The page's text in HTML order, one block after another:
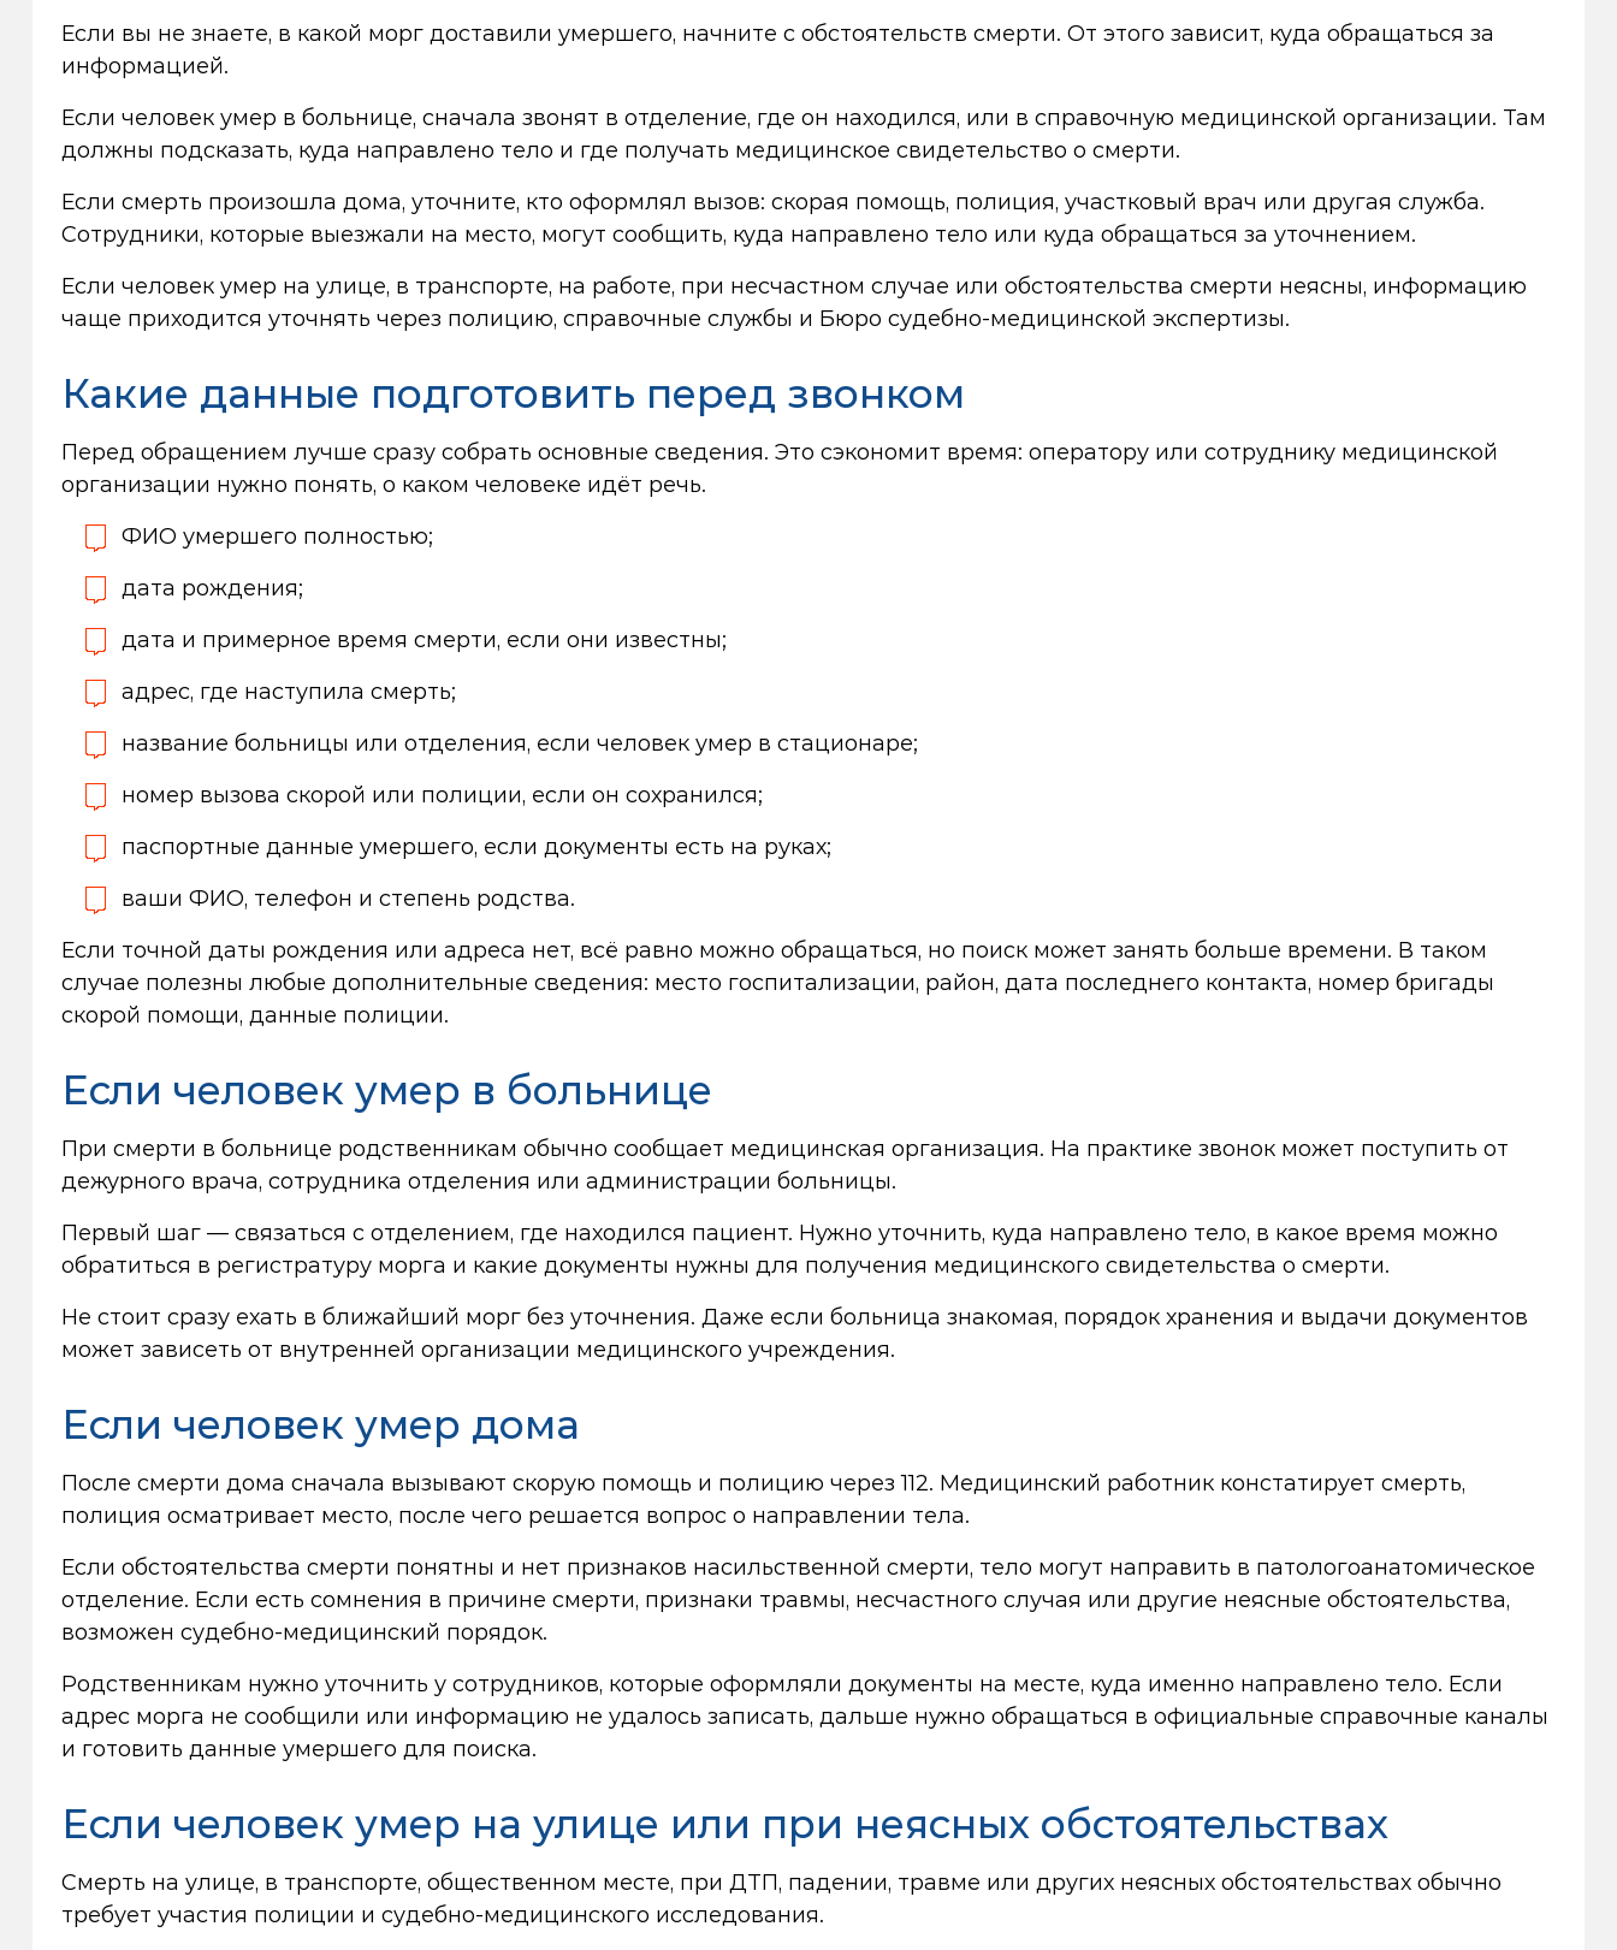
Если вы не знаете, в какой морг доставили умершего, начните с обстоятельств смерти. От этого зависит, куда обращаться за
информацией.
Если человек умер в больнице, сначала звонят в отделение, где он находился, или в справочную медицинской организации. Там
должны подсказать, куда направлено тело и где получать медицинское свидетельство о смерти.
Если смерть произошла дома, уточните, кто оформлял вызов: скорая помощь, полиция, участковый врач или другая служба.
Сотрудники, которые выезжали на место, могут сообщить, куда направлено тело или куда обращаться за уточнением.
Если человек умер на улице, в транспорте, на работе, при несчастном случае или обстоятельства смерти неясны, информацию
чаще приходится уточнять через полицию, справочные службы и Бюро судебно-медицинской экспертизы.
Какие данные подготовить перед звонком
Перед обращением лучше сразу собрать основные сведения. Это сэкономит время: оператору или сотруднику медицинской
организации нужно понять, о каком человеке идёт речь.
ФИО умершего полностью;
дата рождения;
дата и примерное время смерти, если они известны;
адрес, где наступила смерть;
название больницы или отделения, если человек умер в стационаре;
номер вызова скорой или полиции, если он сохранился;
паспортные данные умершего, если документы есть на руках;
ваши ФИО, телефон и степень родства.
Если точной даты рождения или адреса нет, всё равно можно обращаться, но поиск может занять больше времени. В таком
случае полезны любые дополнительные сведения: место госпитализации, район, дата последнего контакта, номер бригады
скорой помощи, данные полиции.
Если человек умер в больнице
При смерти в больнице родственникам обычно сообщает медицинская организация. На практике звонок может поступить от
дежурного врача, сотрудника отделения или администрации больницы.
Первый шаг — связаться с отделением, где находился пациент. Нужно уточнить, куда направлено тело, в какое время можно
обратиться в регистратуру морга и какие документы нужны для получения медицинского свидетельства о смерти.
Не стоит сразу ехать в ближайший морг без уточнения. Даже если больница знакомая, порядок хранения и выдачи документов
может зависеть от внутренней организации медицинского учреждения.
Если человек умер дома
После смерти дома сначала вызывают скорую помощь и полицию через 112. Медицинский работник констатирует смерть,
полиция осматривает место, после чего решается вопрос о направлении тела.
Если обстоятельства смерти понятны и нет признаков насильственной смерти, тело могут направить в патологоанатомическое
отделение. Если есть сомнения в причине смерти, признаки травмы, несчастного случая или другие неясные обстоятельства,
возможен судебно-медицинский порядок.
Родственникам нужно уточнить у сотрудников, которые оформляли документы на месте, куда именно направлено тело. Если
адрес морга не сообщили или информацию не удалось записать, дальше нужно обращаться в официальные справочные каналы
и готовить данные умершего для поиска.
Если человек умер на улице или при неясных обстоятельствах
Смерть на улице, в транспорте, общественном месте, при ДТП, падении, травме или других неясных обстоятельствах обычно
требует участия полиции и судебно-медицинского исследования.